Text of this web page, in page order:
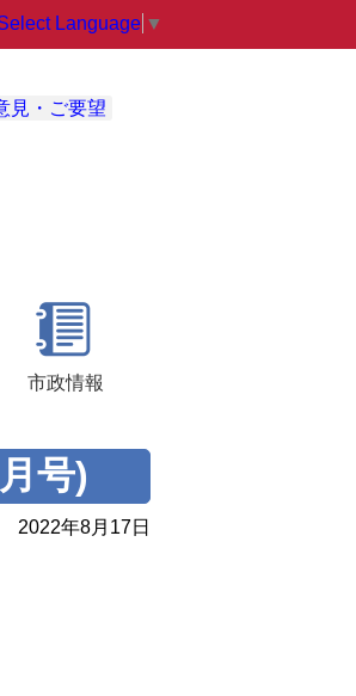
Language ▼
見・ご要望
市政情報
号)
2022年8月17日